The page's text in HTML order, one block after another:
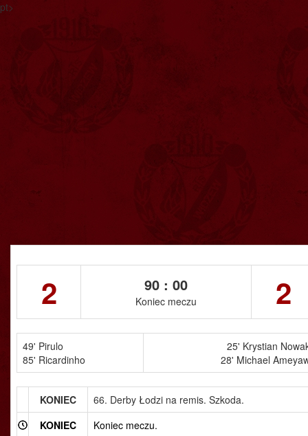
pt>
2 90 : 00
Koniec meczu 2
49' Pirulo
85' Ricardinho
25' Krystian
28' Michael
KONIEC
66. Derby Łodzi na remis. Szkoda.
KONIEC
Koniec meczu.